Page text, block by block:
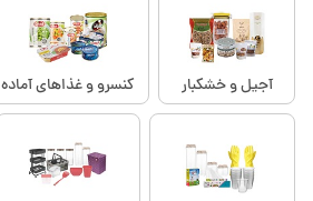
آجیل و خشکبار کنسرو و غذاهای آماده